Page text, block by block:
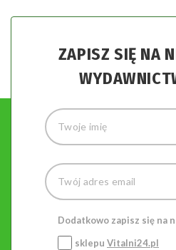
ZAPISZ SIĘ NA
Dodatkowo zapisz się na
sklepu Vitalni24.pl